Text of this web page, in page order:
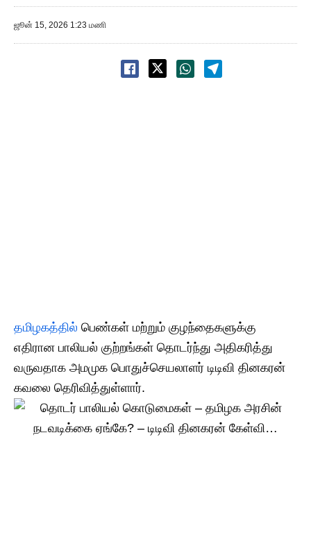
ஜூன் 15, 2026 1:23 மணி
தமிழகத்தில் பெண்கள் மற்றும் குழந்தைகளுக்கு
எதிரான பாலியல் குற்றங்கள் தொடர்ந்து அதிகரித்து
வருவதாக அமமுக பொதுச்செயலாளர் டிடிவி தினகரன்
கவலை தெரிவித்துள்ளார்.